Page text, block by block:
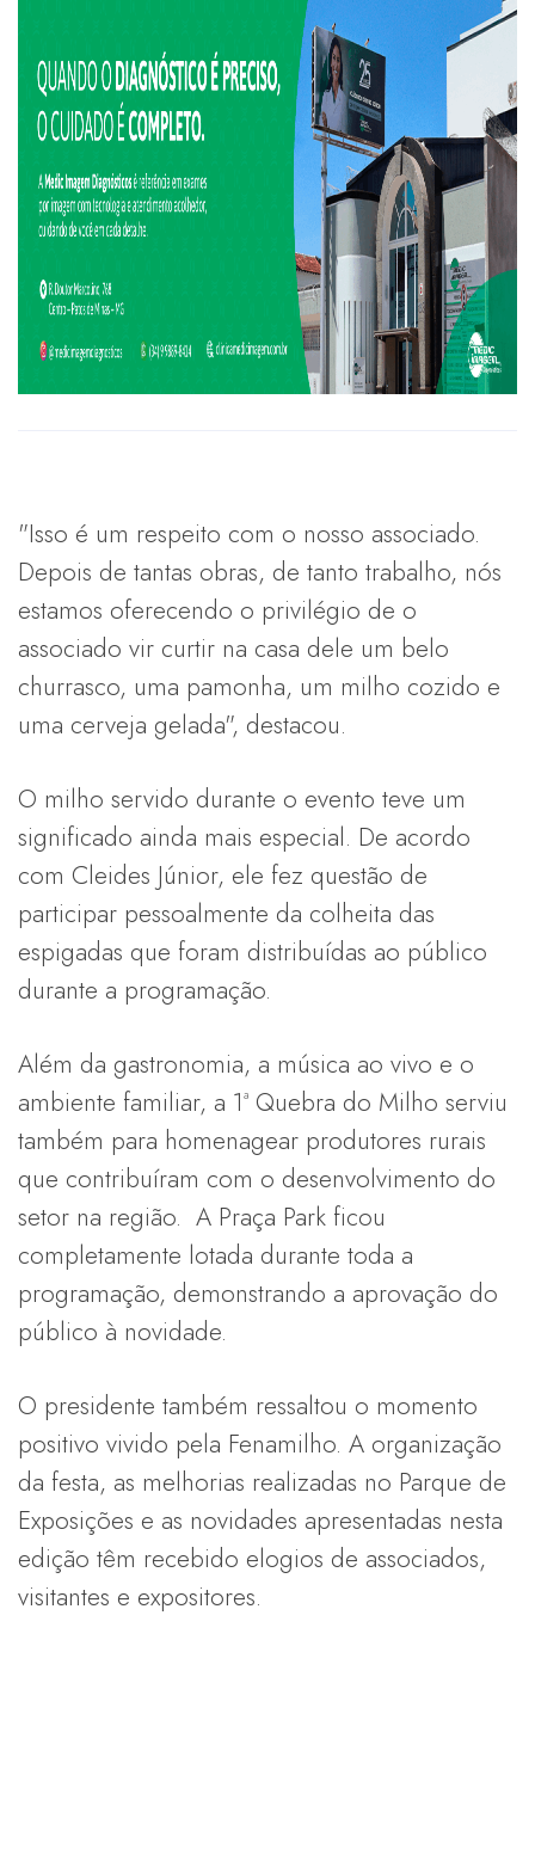
"Isso é um respeito com o nosso associado.
Depois de tantas obras, de tanto trabalho, nós
estamos oferecendo o privilégio de o
associado vir curtir na casa dele um belo
churrasco, uma pamonha, um milho cozido e
uma cerveja gelada", destacou.
O milho servido durante o evento teve um
significado ainda mais especial. De acordo
com Cleides Júnior, ele fez questão de
participar pessoalmente da colheita das
espigadas que foram distribuídas ao público
durante a programação.
Além da gastronomia, a música ao vivo e o
ambiente familiar, a 1ª Quebra do Milho serviu
também para homenagear produtores rurais
que contribuíram com o desenvolvimento do
setor na região. A Praça Park ficou
completamente lotada durante toda a
programação, demonstrando a aprovação do
público à novidade.
O presidente também ressaltou o momento
positivo vivido pela Fenamilho. A organização
da festa, as melhorias realizadas no Parque de
Exposições e as novidades apresentadas nesta
edição têm recebido elogios de associados,
visitantes e expositores.